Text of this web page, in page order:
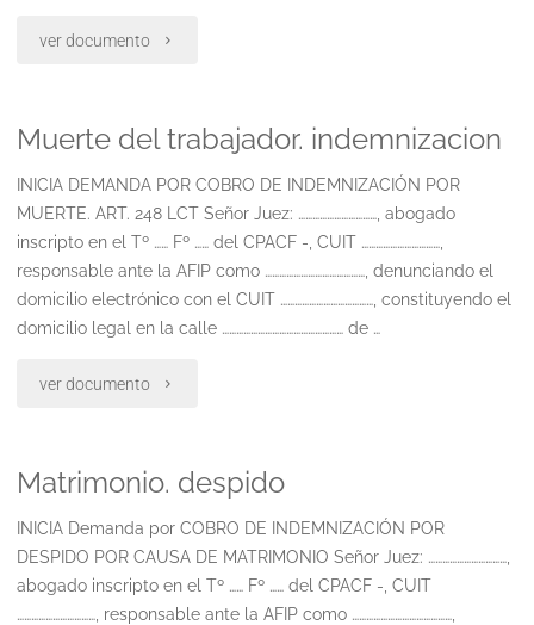
cautelar
ver documento "Accion
Muerte del trabajador. indemnizacion
INICIA DEMANDA POR COBRO DE INDEMNIZACIÓN POR
MUERTE. ART. 248 LCT Señor Juez: ……………………………, abogado
inscripto en el Tº …… Fº …… del CPACF -, CUIT ……………………………,
responsable ante la AFIP como ……………………………………, denunciando el
domicilio electrónico con el CUIT …………………………………, constituyendo el
domicilio legal en la calle …………………………………………… de …
ver documento "Muerte
trabajador.
indemnizacion"
Matrimonio. despido
INICIA Demanda por COBRO DE INDEMNIZACIÓN POR
DESPIDO POR CAUSA DE MATRIMONIO Señor Juez: ……………………………,
abogado inscripto en el Tº …… Fº …… del CPACF -, CUIT
……………………………, responsable ante la AFIP como ……………………………………,